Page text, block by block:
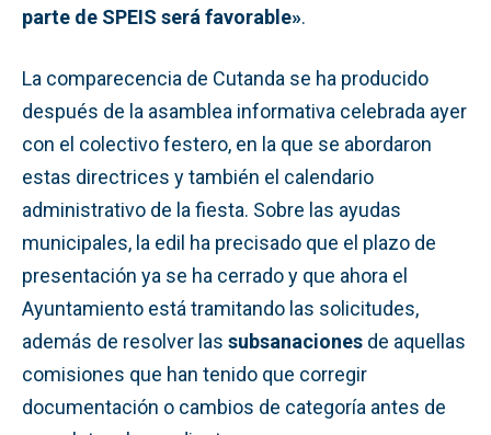
parte de SPEIS será favorable».
La comparecencia de Cutanda se ha producido
después de la asamblea informativa celebrada ayer
con el colectivo festero, en la que se abordaron
estas directrices y también el calendario
administrativo de la fiesta. Sobre las ayudas
municipales, la edil ha precisado que el plazo de
presentación ya se ha cerrado y que ahora el
Ayuntamiento está tramitando las solicitudes,
además de resolver las subsanaciones de aquellas
comisiones que han tenido que corregir
documentación o cambios de categoría antes de